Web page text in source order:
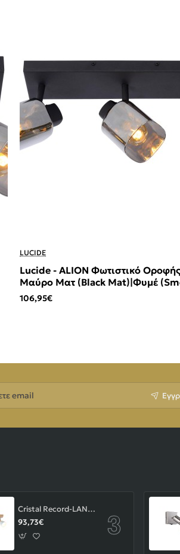
LUCIDE
Lucide - ALION Φωτιστικό
Μαύρο Ματ (Black Mat)|Φυμέ
106,95€
Cristal Record-LAN Φωτιστικού οροφής Ε14 ΚΩΔ.-43-103-14-000
93,73€